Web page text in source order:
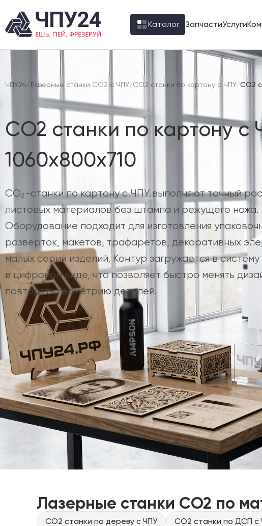
Каталог ЗапчастиУслуги
ЧПУ24/Лазерные станки CO2 с ЧПУ/CO2 станки по картону с ЧПУ/CO2
CO2 станки по картону с
1060х800х710
CO₂-станки по картону с ЧПУ выполняют точный
листовых материалов без штампа и режущего ножа.
Оборудование подходит для изготовления
разверток, макетов, трафаретов, декоративных
малых серий изделий. Контур загружается в
в цифровом виде, что позволяет быстро менять
повторять геометрию деталей.
Лазерные станки CO2 по
CO2 станки по дереву с ЧПУ CO2 станки по ДСП с